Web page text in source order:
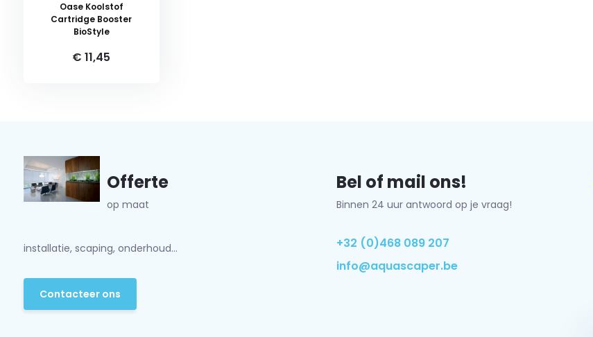
Oase Koolstof
Cartridge Booster
BioStyle
€ 11,45
Offerte
op maat
installatie, scaping, onderhoud...
Contacteer ons
Bel of mail ons!
Binnen 24 uur antwoord op je vraag!
+32 (0)468 089 207
info@aquascaper.be